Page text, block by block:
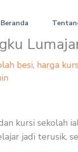
Beranda
besi, harga
kursi sekolah
jadi terusik.